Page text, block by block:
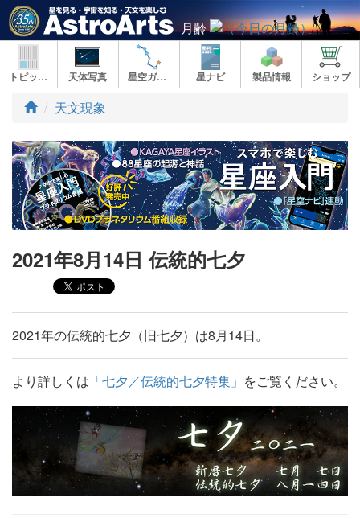
月齢
トピックス 天体写真 星空ガイド 星ナビ 製品情報 ショップ
ト
プ
天文現象
2021年8月14日 伝統的七夕
2021年の伝統的七夕（旧七夕）は8月14日。
より詳しくは 「七夕／伝統的七夕特集」 をご覧ください。